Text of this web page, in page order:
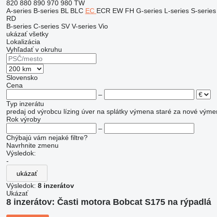
820 880 890 970 980 TW
A-series B-series BL BLC EC ECR EW FH G-series L-series S-series
RD
B-series C-series SV V-series Vio
ukázať všetky
Lokalizácia
Vyhľadať v okruhu
Slovensko
Cena
–
Typ inzerátu
predaj od výrobcu lízing úver na splátky výmena staré za nové
Rok výroby
–
Chýbajú vám nejaké filtre?
Navrhnite zmenu
Výsledok:
-
ukázať
Výsledok: 8 inzerátov
Ukázať
8 inzerátov: Časti motora Bobcat S175 na rýpadlá